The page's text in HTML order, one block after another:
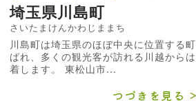
埼玉県川島町
さいたまけんかわじままち
川島町は埼玉県のほぼ中央に位置する
ばれ、多くの観光客が訪れる川越から
着します。 東松山市...
つづきを見る